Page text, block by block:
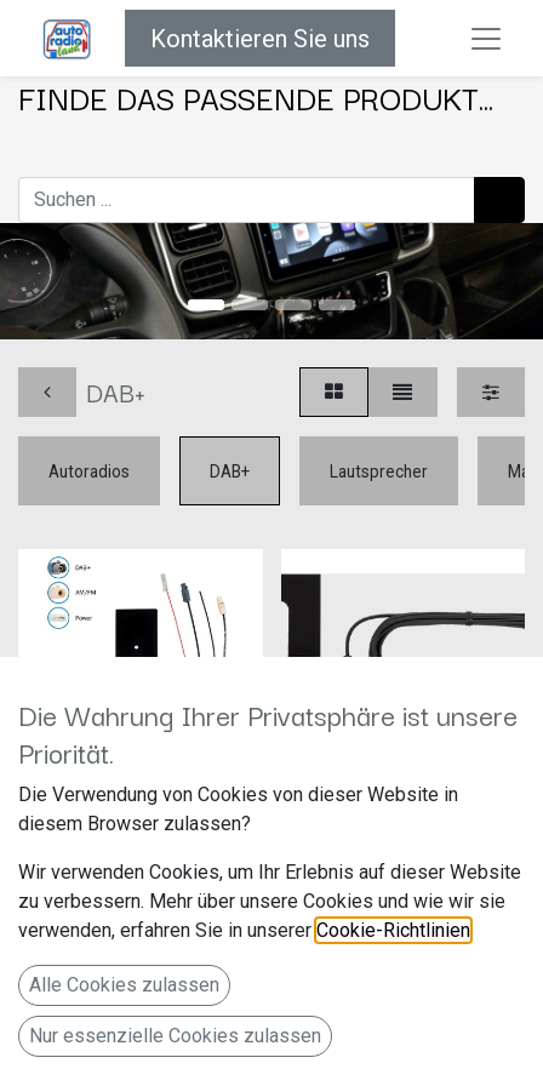
Kontaktieren Sie uns
FINDE DAS PASSENDE PRODUKT...
DAB+
Autoradios DAB+ Lautsprecher
Glasklebeantenne AM/FM, DAB+ (B
III)ATTB_4578_01
Hersteller: Bad Blankenburg
Artikelnummer:
ATTB_4578_01
Blankenburg GmbH
07407 Rudolstadt
www.attb.de
Glasklebe-Innenantenne zur
Klebebefestigung an der
Frontscheibe (1) oder an
113,00€
Hersteller: JVCKenwood
Artikelnummer: CX-DAB1
JVCKENWOOD Deutschland
GmbH
Konrad-Adenauer-Allee 1-11
ie Scheibenklebeantenne CX-
DAB1 ist einfach zu montieren
Die Wahrung Ihrer Privatsphäre ist unsere
Priorität.
Die Verwendung von Cookies von dieser Website in
diesem Browser zulassen?
Wir verwenden Cookies, um Ihr Erlebnis auf dieser Website
zu verbessern. Mehr über unsere Cookies und wie wir sie
verwenden, erfahren Sie in unserer Cookie-Richtlinien
Alle Cookies zulassen
Nur essenzielle Cookies zulassen